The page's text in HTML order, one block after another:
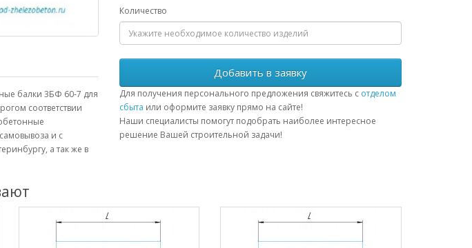
балки 3БФ 60-7 для
соответствии
и с
а так же в
Количество
Добавить в заявку
Для получения персонального предложения свяжитесь с отделом
сбыта или оформите заявку прямо на сайте!
Наши специалисты помогут подобрать наиболее интересное
решение Вашей строительной задачи!